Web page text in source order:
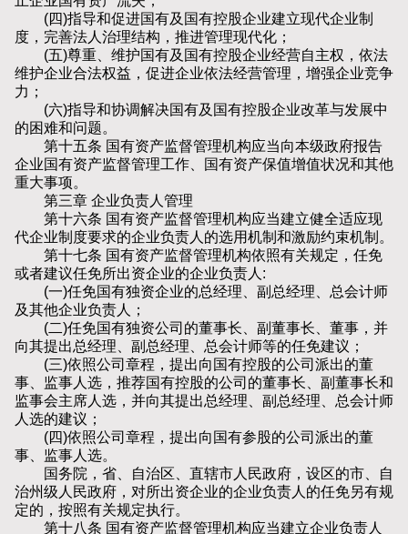
(四)指导和促进国有及国有控股企业建立现代企业制
度，完善法人治理结构，推进管理现代化；
(五)尊重、维护国有及国有控股企业经营自主权，依法
维护企业合法权益，促进企业依法经营管理，增强企业竞争
力；
(六)指导和协调解决国有及国有控股企业改革与发展中
的困难和问题。
第十五条 国有资产监督管理机构应当向本级政府报告
企业国有资产监督管理工作、国有资产保值增值状况和其他
重大事项。
第三章 企业负责人管理
第十六条 国有资产监督管理机构应当建立健全适应现
代企业制度要求的企业负责人的选用机制和激励约束机制。
第十七条 国有资产监督管理机构依照有关规定，任免
或者建议任免所出资企业的企业负责人:
(一)任免国有独资企业的总经理、副总经理、总会计师
及其他企业负责人；
(二)任免国有独资公司的董事长、副董事长、董事，并
向其提出总经理、副总经理、总会计师等的任免建议；
(三)依照公司章程，提出向国有控股的公司派出的董
事、监事人选，推荐国有控股的公司的董事长、副董事长和
监事会主席人选，并向其提出总经理、副总经理、总会计师
人选的建议；
(四)依照公司章程，提出向国有参股的公司派出的董
事、监事人选。
国务院，省、自治区、直辖市人民政府，设区的市、自
治州级人民政府，对所出资企业的企业负责人的任免另有规
定的，按照有关规定执行。
第十八条 国有资产监督管理机构应当建立企业负责人